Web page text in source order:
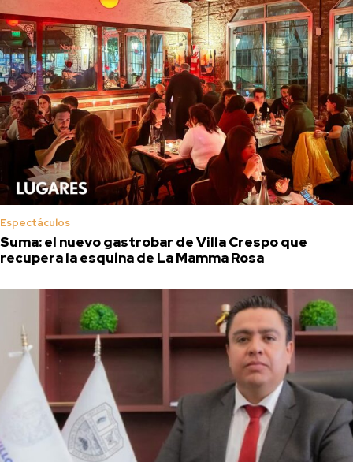
Espectáculos
Suma: el nuevo gastrobar de Villa Crespo que
recupera la esquina de La Mamma Rosa